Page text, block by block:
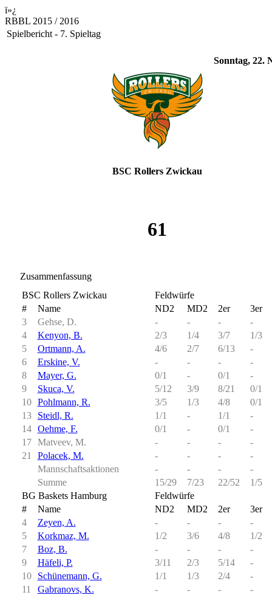
ï»¿
RBBL 2015 / 2016
Spielbericht - 7. Spieltag
Sonntag, 22.
BSC Rollers Zwickau
61
Zusammenfassung
BSC Rollers Zwickau
Feldwürfe
#
Name ND2 MD2 2er
3er
3
Gehse, D. - - -
-
4
Kenyon, B. 2/3 1/4 3/7
1/3
5
Ortmann, A. 4/6 2/7 6/13
-
6
Erskine, V. - - -
-
8
Mayer, G. 0/1 - 0/1
-
9
Skuca, V. 5/12 3/9 8/21
0/1
10
Pohlmann, R. 3/5 1/3 4/8
0/1
13
Steidl, R. 1/1 - 1/1
-
14
Oehme, F. 0/1 - 0/1
-
17
Matveev, M. - - -
-
21
Polacek, M. - - -
-
Mannschaftsaktionen
- - -
-
Summe
15/29 7/23 22/52
1/5
BG Baskets Hamburg
Feldwürfe
#
Name ND2 MD2 2er
3er
4
Zeyen, A. - - -
-
5
Korkmaz, M. 1/2 3/6 4/8
1/2
7
Boz, B. - - -
-
9
Häfeli, P. 3/11 2/3 5/14
-
10
Schünemann, G. 1/1 1/3 2/4
-
11
Gabranovs, K. - - -
-